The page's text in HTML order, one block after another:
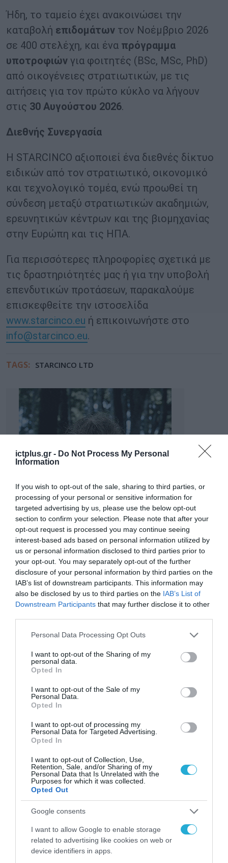
ictplus.gr - Do Not Process My Personal
Information
If you wish to opt-out of the sale, sharing to third parties, or
processing of your personal or sensitive information for
targeted advertising by us, please use the below opt-out
section to confirm your selection. Please note that after your
opt-out request is processed you may continue seeing
interest-based ads based on personal information utilized by
us or personal information disclosed to third parties prior to
your opt-out. You may separately opt-out of the further
disclosure of your personal information by third parties on the
IAB’s list of downstream participants. This information may
also be disclosed by us to third parties on the IAB’s List of
Downstream Participants that may further disclose it to other
Please note that this website/app uses one or more Google
not limited to your visit or usage behaviour. You may click to
grant or deny consent to Google and its third-party tags to
use your data for below specified purposes in below Google
consent section.
Personal Data Processing Opt Outs
I want to opt-out of the Sharing of my
personal data.
Opted In
I want to opt-out of the Sale of my
Personal Data.
Opted In
I want to opt-out of processing my
Personal Data for Targeted Advertising.
Opted In
I want to opt-out of Collection, Use,
Retention, Sale, and/or Sharing of my
Personal Data that Is Unrelated with the
Purposes for which it was collected.
Opted Out
Google consents
I want to allow Google to enable storage
related to advertising like cookies on web or
device identifiers in apps.
Ήδη, το ταμείο έχει ανακοινώσει την
καταβολή επιδομάτων τον Νοέμβριο 2026
σε 400 στελέχη, και ένα πρόγραμμα
υποτροφιών για φοιτητές (BSc, MSc, PhD)
από οικογένειες στρατιωτικών, με τις
αιτήσεις για τον πρώτο κύκλο να λήγουν
στις 30 Αυγούστου 2026.
Διεθνής Συνεργασία
Η STARCINCO αξιοποιεί ένα διεθνές δίκτυο
ειδικών από τον στρατιωτικό, οικονομικό
και τεχνολογικό τομέα, ενώ προωθεί τη
σύνδεση μεταξύ στρατιωτικών ακαδημιών,
ερευνητικών κέντρων και της βιομηχανίας
στην Ευρώπη και τις ΗΠΑ.
Για περισσότερες πληροφορίες σχετικά με
τις δραστηριότητές μας ή για την υποβολή
επενδυτικών προτάσεων, παρακαλούμε
επισκεφθείτε την ιστοσελίδα
www.starcinco.eu ή επικοινωνήστε στο
info@starcinco.eu.
TAGS: STARCINCO LTD
Το χρηματοδοτούμενο
από την ΕΕ έργο “The
ενισχύει την ασφάλεια
των παιδιών στο
διαδίκτυο
31.07.2026
ΑΑΔΕ: Διευκρινίσεις
για τα πρόστιμα σε
παραβάσεις που
31.07.2026
Σ. Καλαφάτης: «Η